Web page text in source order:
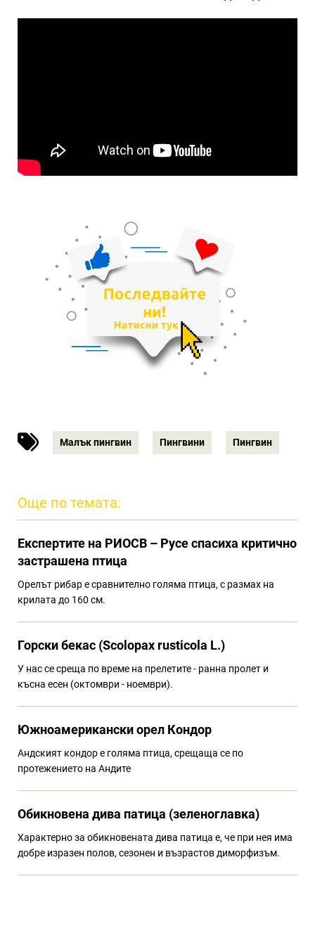
Малък пингвин Пингвини Пингвин
Още по темата:
Eкспертите на РИОСВ – Русе спасиха критично
застрашена птица
Орелът рибар е сравнително голяма птица, с размах на
крилата до 160 см.
Горски бекас (Scolopax rusticola L.)
У нас се среща по време на прелетите - ранна пролет и
късна есен (октомври - ноември).
Южноамерикански орел Кондор
Андският кондор е голяма птица, срещаща се по
протежението на Андите
Обикновена дива патица (зеленоглавка)
Характерно за обикновената дива патица е, че при нея има
добре изразен полов, сезонен и възрастов диморфизъм.